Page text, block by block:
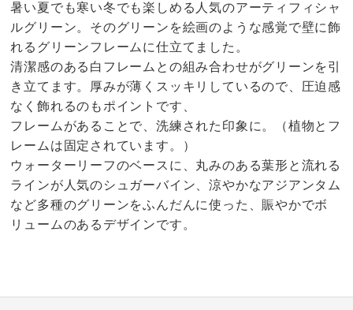
暑い夏でも寒い冬でも楽しめる人気のアーティフィシャ
ルグリーン。そのグリーンを絵画のような感覚で壁に飾
れるグリーンフレームに仕立てました。
清潔感のある白フレームとの組み合わせがグリーンを引
き立てます。厚みが薄くスッキリしているので、圧迫感
なく飾れるのもポイントです、
フレームがあることで、洗練された印象に。（植物とフ
レームは固定されています。）
ウォーターリーフのベースに、丸みのある葉形と流れる
ラインが人気のシュガーバイン、涼やかなアジアンタム
など多種のグリーンをふんだんに使った、賑やかでボ
リュームのあるデザインです。